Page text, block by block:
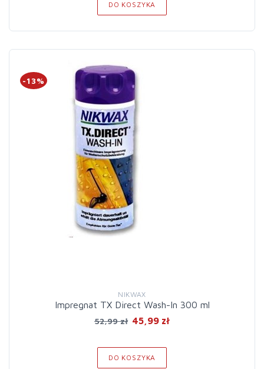
DO KOSZYKA
-13%
NIKWAX
Impregnat TX Direct Wash-In 300 ml
52,99 zł 45,99 zł
DO KOSZYKA